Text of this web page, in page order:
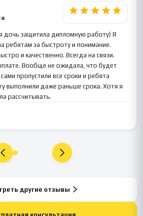
дочь защитила дипломную работу) Я
ребятам за быстроту и понимание.
и качественно. Всегда на связи.
Вообще не ожидала, что будет
пропустили все сроки и ребята
выполнили даже раньше срока. Хотя я
рассчитывать.
другие отзывы